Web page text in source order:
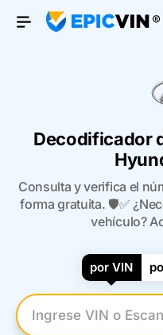
Open Menu
Decodificador
Consulta y verifica el
forma gratuita. 🛡️✅
vehículo?
por VIN
Introduzca el VIN